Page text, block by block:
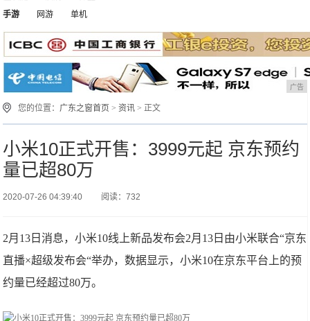
手游
网游 单机
广告
您的位置： 广东之窗首页 >资讯 > 正文
小米10正式开售：3999元起 京东预约
量已超80万
2020-07-26 04:39:40 阅读：732
2月13日消息，小米10线上新品发布会2月13日由小米联合“京东
直播×超级发布会“举办，数据显示，小米10在京东平台上的预
约量已经超过80万。